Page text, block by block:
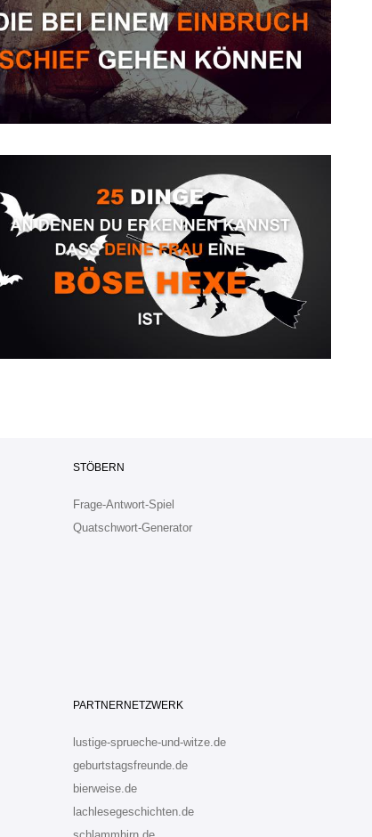
STÖBERN
Frage-Antwort-Spiel
Quatschwort-Generator
PARTNERNETZWERK
lustige-sprueche-und-witze.de
geburtstagsfreunde.de
bierweise.de
lachlesegeschichten.de